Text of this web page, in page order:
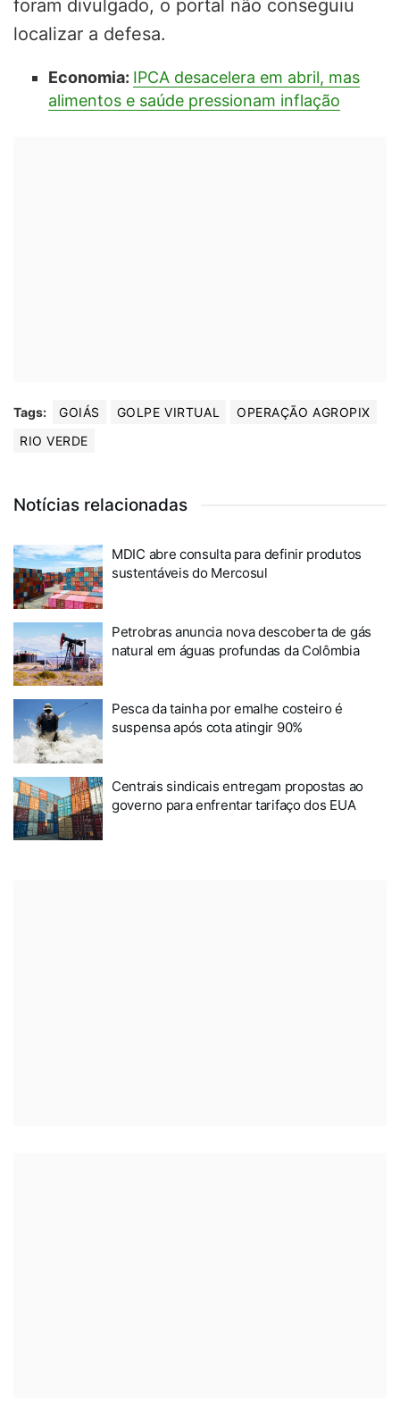
foram divulgado, o portal não conseguiu
localizar a defesa.
Economia: IPCA desacelera em abril, mas
alimentos e saúde pressionam inflação
Tags: GOIÁS GOLPE VIRTUAL
OPERAÇÃO AGROPIX
RIO VERDE
Notícias relacionadas
MDIC abre consulta para definir produtos
sustentáveis do Mercosul
Petrobras anuncia nova descoberta de gás
natural em águas profundas da Colômbia
Pesca da tainha por emalhe costeiro é
suspensa após cota atingir 90%
Centrais sindicais entregam propostas ao
governo para enfrentar tarifaço dos EUA